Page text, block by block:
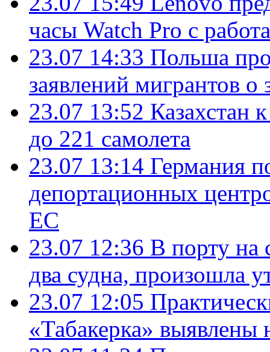
часы Watch Pro с
23.07 14:33 Польша
заявлений мигрантов
23.07 13:52 Казахстан
до 221 самолета
23.07 13:14 Германия
депортационных
ЕС
23.07 12:36 В порту на
два судна, произошла
23.07 12:05
«Табакерка»